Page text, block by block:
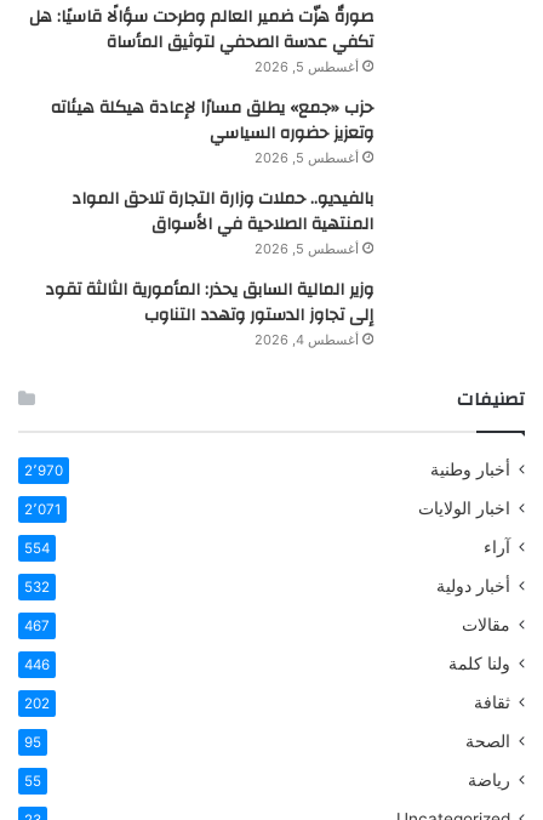
صورةٌ هزّت ضمير العالم وطرحت سؤالًا قاسيًا: هل
تكفي عدسة الصحفي لتوثيق المأساة
أغسطس 5, 2026
حزب «جمع» يطلق مسارًا لإعادة هيكلة هيئاته
وتعزيز حضوره السياسي
أغسطس 5, 2026
بالفيديو.. حملات وزارة التجارة تلاحق المواد
المنتهية الصلاحية في الأسواق
أغسطس 5, 2026
وزير المالية السابق يحذر: المأمورية الثالثة تقود
إلى تجاوز الدستور وتهدد التناوب
أغسطس 4, 2026
تصنيفات
أخبار وطنية 2٬970
اخبار الولايات 2٬071
آراء 554
أخبار دولية 532
مقالات 467
ولنا كلمة 446
ثقافة 202
الصحة 95
رياضة 55